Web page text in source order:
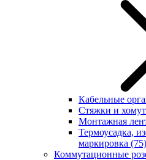
Кабельные
Стяжки и
Монтажная
Термоусадка,
маркировка (75)
Коммутационные